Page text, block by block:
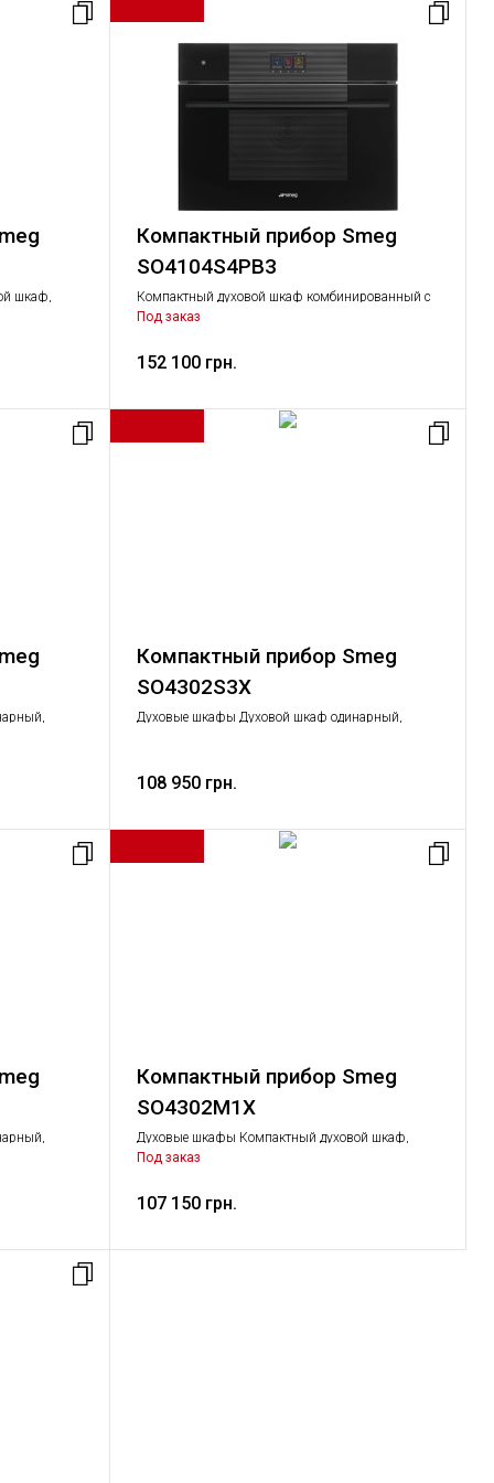
шкаф,
Компактный прибор Smeg
SO4104S4PB3
Компактный духовой шкаф комбинированный с
паром, 45 см
Под заказ
152 100 грн.
Компактный прибор Smeg
SO4302S3X
Духовые шкафы Духовой шкаф одинарный,
108 950 грн.
Компактный прибор Smeg
SO4302M1X
Духовые шкафы Компактный духовой шкаф,
Крупная бытовая техника
Под заказ
107 150 грн.